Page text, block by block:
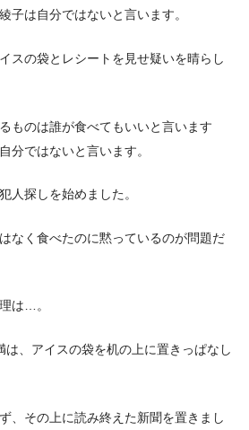
子は自分ではないと言います。
スの袋とレシートを見せ疑いを晴らし
ものは誰が食べてもいいと言います
分ではないと言います。
人探しを始めました。
なく食べたのに黙っているのが問題だ
は…。
は、アイスの袋を机の上に置きっぱなし
、その上に読み終えた新聞を置きまし